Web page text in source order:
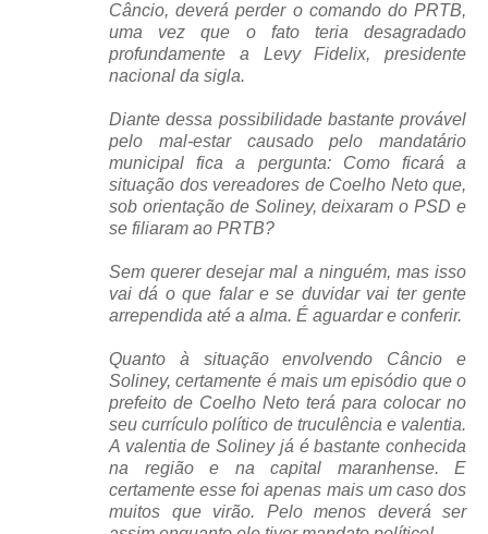
Câncio, deverá perder o comando do PRTB,
uma vez que o fato teria desagradado
profundamente a Levy Fidelix, presidente
nacional da sigla.
Diante dessa possibilidade bastante provável
pelo mal-estar causado pelo mandatário
municipal fica a pergunta: Como ficará a
situação dos vereadores de Coelho Neto que,
sob orientação de Soliney, deixaram o PSD e
se filiaram ao PRTB?
Sem querer desejar mal a ninguém, mas isso
vai dá o que falar e se duvidar vai ter gente
arrependida até a alma. É aguardar e conferir.
Quanto à situação envolvendo Câncio e
Soliney, certamente é mais um episódio que o
prefeito de Coelho Neto terá para colocar no
seu currículo político de truculência e valentia.
A valentia de Soliney já é bastante conhecida
na região e na capital maranhense. E
certamente esse foi apenas mais um caso dos
muitos que virão. Pelo menos deverá ser